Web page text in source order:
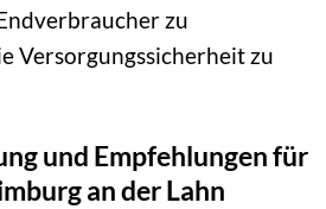
zu
Versorgungssicherheit zu
und Empfehlungen für
an der Lahn